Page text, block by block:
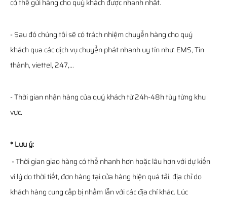
có thể gửi hàng cho quý khách được nhanh nhất.
- Sau đó chúng tôi sẽ có trách nhiệm chuyển hàng cho quý
khách qua các dịch vụ chuyển phát nhanh uy tín như: EMS, Tín
thành, viettel, 247,...
- Thời gian nhận hàng của quý khách từ 24h-48h tùy từng khu
vực.
* Lưu ý:
- Thời gian giao hàng có thể nhanh hơn hoặc lâu hơn với dự kiến
vì lý do thời tiết, đơn hàng tại cửa hàng hiện quá tải, địa chỉ do
khách hàng cung cấp bị nhầm lẫn với các địa chỉ khác. Lúc